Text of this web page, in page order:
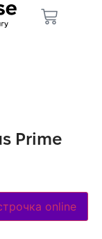
Prime
online